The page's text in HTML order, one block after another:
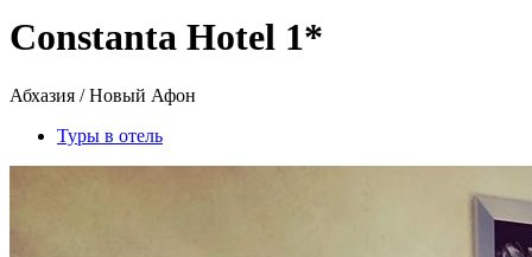
Constanta Hotel 1*
Абхазия / Новый Афон
Туры в отель